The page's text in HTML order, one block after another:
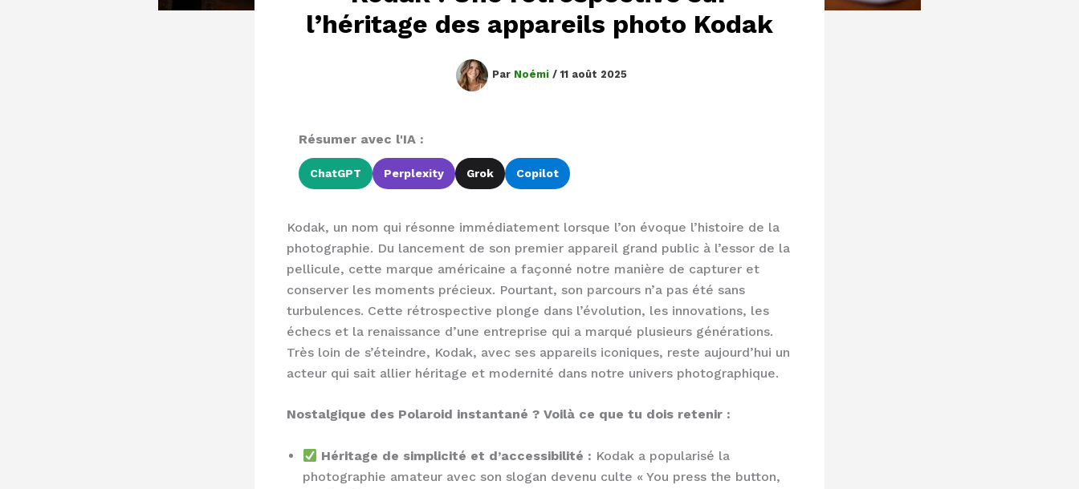
l’héritage des appareils photo Kodak
Par Noémi /11 août 2025
Résumer avec l'IA :
ChatGPT Perplexity Grok Copilot
Kodak, un nom qui résonne immédiatement lorsque l’on évoque l’histoire de la
photographie. Du lancement de son premier appareil grand public à l’essor de la
pellicule, cette marque américaine a façonné notre manière de capturer et
conserver les moments précieux. Pourtant, son parcours n’a pas été sans
turbulences. Cette rétrospective plonge dans l’évolution, les innovations, les
échecs et la renaissance d’une entreprise qui a marqué plusieurs générations.
Très loin de s’éteindre, Kodak, avec ses appareils iconiques, reste aujourd’hui un
acteur qui sait allier héritage et modernité dans notre univers photographique.
Nostalgique des Polaroid instantané ? Voilà ce que tu dois retenir :
Héritage de simplicité et d’accessibilité : Kodak a popularisé la
photographie amateur avec son slogan devenu culte « You press the button,